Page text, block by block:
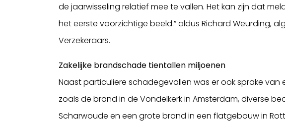
de jaarwisseling relatief mee te vallen. Het kan zijn dat
het eerste voorzichtige beeld.” aldus Richard Weurding,
Verzekeraars.
Zakelijke brandschade tientallen miljoenen
Naast particuliere schadegevallen was er ook sprake
zoals de brand in de Vondelkerk in Amsterdam, diverse
Scharwoude en een grote brand in een flatgebouw in